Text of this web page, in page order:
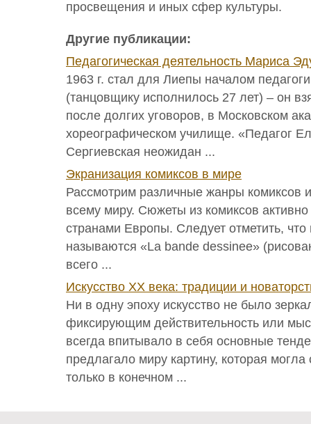
просвещения и иных сфер культуры.
Другие публикации:
Педагогическая деятельность Мариса
1963 г. стал для Лиепы началом
(танцовщику исполнилось 27 лет) – он
после долгих уговоров, в Московском
хореографическом училище. «Педагог
Сергиевская неожидан ...
Экранизация комиксов в мире
Рассмотрим различные жанры комиксов
всему миру. Сюжеты из комиксов
странами Европы. Следует отметить,
называются «La bande dessinee»
всего ...
Искусство XX века: традиции и
Ни в одну эпоху искусство не было
фиксирующим действительность или
всегда впитывало в себя основные
предлагало миру картину, которая
только в конечном ...